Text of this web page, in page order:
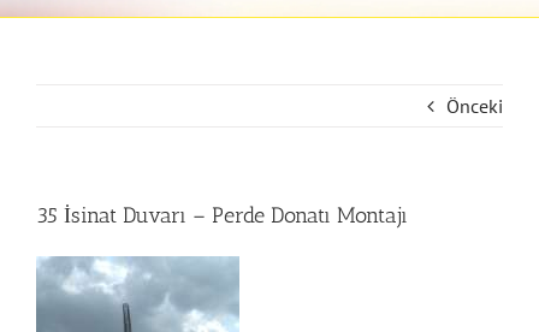
Önceki
35 İsinat Duvarı – Perde Donatı Montajı